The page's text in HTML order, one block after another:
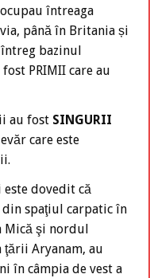
întreaga
până în Britania și
bazinul
PRIMII care au
au fost SINGURII
care este
este dovedit că
din spaţiul carpatic în
şi nordul
Aryanam, au
în câmpia de vest a